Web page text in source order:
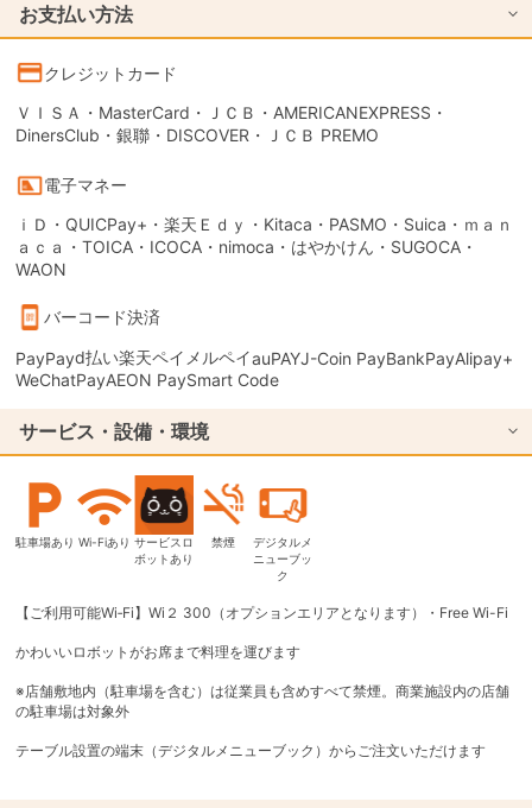
お支払い方法
クレジットカード
ＶＩＳＡ・MasterCard・ＪＣＢ・AMERICANEXPRESS・
DinersClub・銀聯・DISCOVER・ＪＣＢ PREMO
電子マネー
ｉＤ・QUICPay+・楽天Ｅｄｙ・Kitaca・PASMO・Suica・ｍａｎ
ａｃａ・TOICA・ICOCA・nimoca・はやかけん・SUGOCA・
WAON
バーコード決済
PayPayd払い楽天ペイ メルペイauPAYJ-Coin PayBankPayAlipay+
WeChatPayAEON PaySmart Code
サービス・設備・環境
駐車場あり Wi-Fiあり サービスロ
ボットあり
禁煙
デジタルメ
ニューブッ
ク
【ご利用可能Wi‐Fi】Wi２ 300（オプションエリアとなります）・Free Wi-Fi
かわいいロボットがお席まで料理を運びます
※店舗敷地内（駐車場を含む）は従業員も含めすべて禁煙。商業施設内の店舗
の駐車場は対象外
テーブル設置の端末（デジタルメニューブック）からご注文いただけます